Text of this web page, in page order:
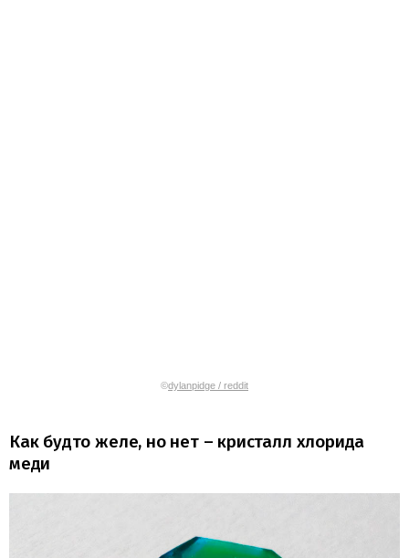
©dylanpidge / reddit
Как будто желе, но нет – кристалл хлорида
меди